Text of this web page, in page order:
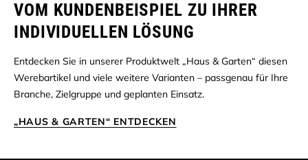
VOM KUNDENBEISPIEL ZU IHRER
INDIVIDUELLEN LÖSUNG
Entdecken Sie in unserer Produktwelt „Haus & Garten“ diesen
Werebartikel und viele weitere Varianten – passgenau für Ihre
Branche, Zielgruppe und geplanten Einsatz.
„HAUS & GARTEN“ ENTDECKEN